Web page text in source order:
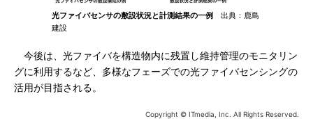
光ファイバセンサの敷設状況と計測結果の一例
出典：鹿島
建設
今後は、光ファイバを構造物内に残置し維持管理のモニタリン
グに利用するなど、多様なフェーズでの光ファイバセンシングの
活用が目指される。
Copyright © ITmedia, Inc. All Rights Reserved.